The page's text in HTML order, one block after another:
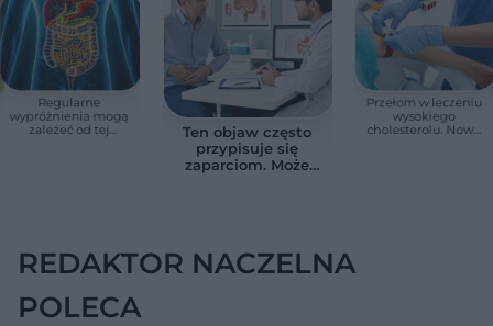
Regularne
wypróżnienia mogą
zależeć od tej
Ten objaw często
przypisuje się
zaparciom. Może
Przełom w leczeniu
wysokiego
cholesterolu. Nowa
REDAKTOR NACZELNA
POLECA